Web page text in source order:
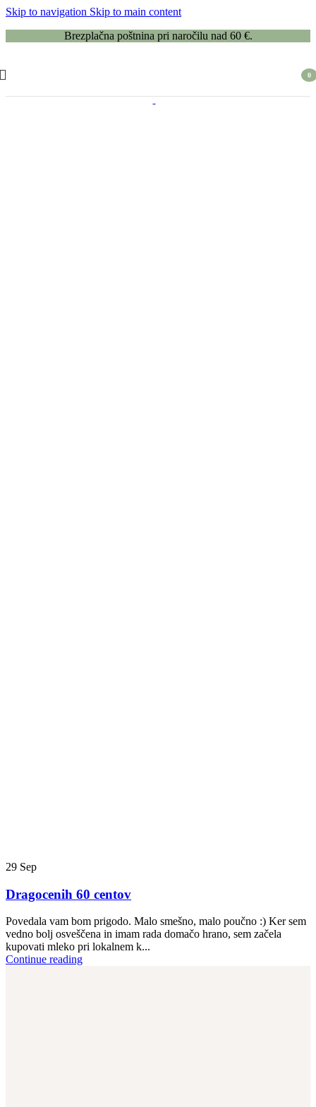
Skip to navigation Skip to main content
Brezplačna poštnina pri naročilu nad 60 €.
0
29 Sep
Dragocenih 60 centov
Povedala vam bom prigodo. Malo smešno, malo poučno :) Ker sem
vedno bolj osveščena in imam rada domačo hrano, sem začela
kupovati mleko pri lokalnem k...
Continue reading